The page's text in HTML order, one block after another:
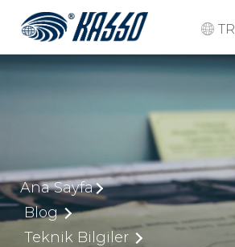
TR
Ana Sayfa
Blog
Teknik Bilgiler